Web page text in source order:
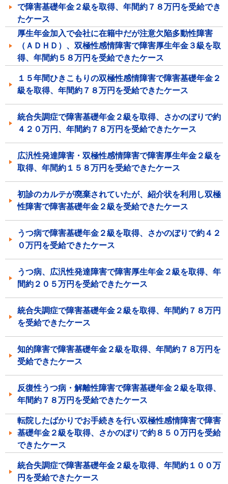
で障害基礎年金２級を取得、年間約７８万円を受給でき
たケース
厚生年金加入で会社に在籍中だが注意欠陥多動性障害
（ＡＤＨＤ）、双極性感情障害で障害厚生年金３級を取
得、年間約５８万円を受給できたケース
１５年間ひきこもりの双極性感情障害で障害基礎年金２
級を取得、年間約７８万円を受給できたケース
統合失調症で障害基礎年金２級を取得、さかのぼりで約
４２０万円、年間約７８万円を受給できたケース
広汎性発達障害・双極性感情障害で障害厚生年金２級を
取得、年間約１５８万円を受給できたケース
初診のカルテが廃棄されていたが、紹介状を利用し双極
性障害で障害基礎年金２級を受給できたケース
うつ病で障害基礎年金２級を取得、さかのぼりで約４２
０万円を受給できたケース
うつ病、広汎性発達障害で障害厚生年金２級を取得、年
間約２０５万円を受給できたケース
統合失調症で障害基礎年金２級を取得、年間約７８万円
を受給できたケース
知的障害で障害基礎年金２級を取得、年間約７８万円を
受給できたケース
反復性うつ病・解離性障害で障害基礎年金２級を取得、
年間約７８万円を受給できたケース
転院したばかりでお手続きを行い双極性感情障害で障害
基礎年金２級を取得、さかのぼりで約８５０万円を受給
できたケース
統合失調症で障害基礎年金２級を取得、年間約１００万
円を受給できたケース